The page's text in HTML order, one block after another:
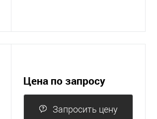
Цена по запросу
Запросить цену